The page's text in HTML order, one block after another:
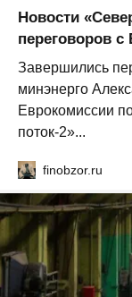
Новости
переговоров
Завершились
минэнерго
Еврокомиссии
поток-2»...
finobzor.ru